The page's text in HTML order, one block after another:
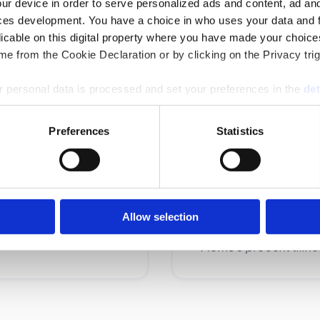
device in order to serve personalized ads and content, ad
development. You have a choice in who uses your data and
on this digital property where you have made your
from the Cookie Declaration or by clicking on the Privacy
personal data is processed and set your preferences in the
our site with our social media, advertising and analytics
to them or that they’ve collected from your use of their
Preferences Statistics
Allow selection
10-19 mottagare: 9
20-40 mottagare:
*Moms 6 procent